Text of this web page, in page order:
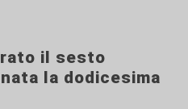
il sesto
la dodicesima